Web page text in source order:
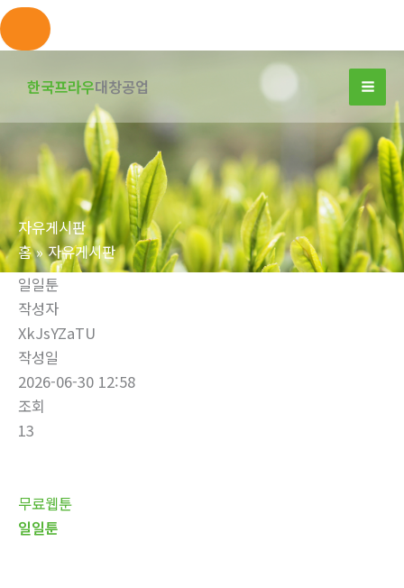
너
뛰
기
한국프라우대창공업
자유게시판
홈
자유게시판
일일툰
작성자
XkJsYZaTU
작성일
2026-06-30 12:58
조회
13
무료웹툰
일일툰